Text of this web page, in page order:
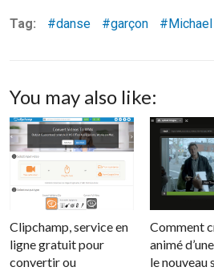
Tag: danse garçon
You may also like:
Clipchamp, service en
ligne gratuit pour
convertir ou
Comment
animé
le nouveau